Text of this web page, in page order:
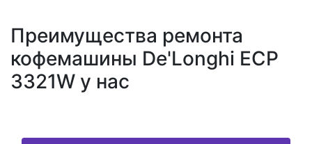
Преимущества ремонта
кофемашины De'Longhi ECP
3321W у нас